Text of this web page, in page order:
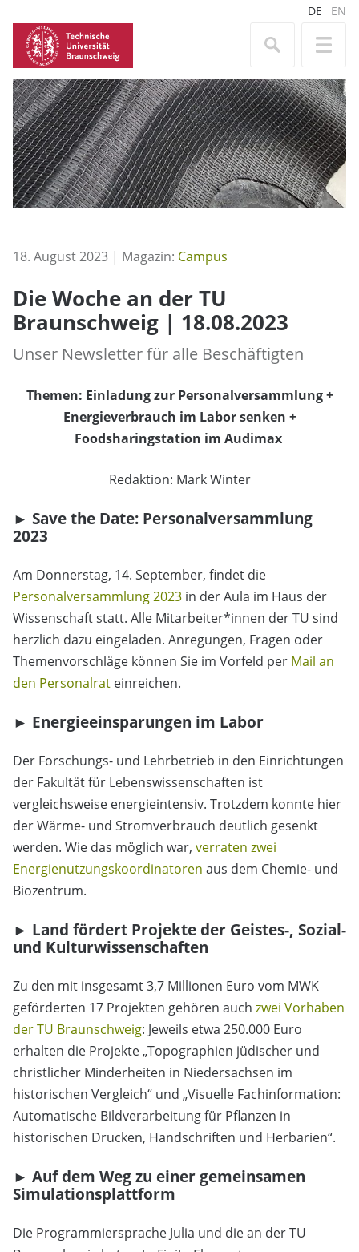
DE EN
18. August 2023 | Magazin: Campus
Die Woche an der TU
Braunschweig | 18.08.2023
Unser Newsletter für alle Beschäftigten
Themen: Einladung zur Personalversammlung +
Energieverbrauch im Labor senken +
Foodsharingstation im Audimax
Redaktion: Mark Winter
► Save the Date: Personalversammlung
2023
Am Donnerstag, 14. September, findet die
Personalversammlung 2023 in der Aula im Haus der
Wissenschaft statt. Alle Mitarbeiter*innen der TU sind
herzlich dazu eingeladen. Anregungen, Fragen oder
Themenvorschläge können Sie im Vorfeld per Mail an
den Personalrat einreichen.
► Energieeinsparungen im Labor
Der Forschungs- und Lehrbetrieb in den Einrichtungen
der Fakultät für Lebenswissenschaften ist
vergleichsweise energieintensiv. Trotzdem konnte hier
der Wärme- und Stromverbrauch deutlich gesenkt
werden. Wie das möglich war, verraten zwei
Energienutzungskoordinatoren aus dem Chemie- und
Biozentrum.
► Land fördert Projekte der Geistes-, Sozial-
und Kulturwissenschaften
Zu den mit insgesamt 3,7 Millionen Euro vom MWK
geförderten 17 Projekten gehören auch zwei Vorhaben
der TU Braunschweig: Jeweils etwa 250.000 Euro
erhalten die Projekte „Topographien jüdischer und
christlicher Minderheiten in Niedersachsen im
historischen Vergleich“ und „Visuelle Fachinformation:
Automatische Bildverarbeitung für Pflanzen in
historischen Drucken, Handschriften und Herbarien“.
► Auf dem Weg zu einer gemeinsamen
Simulationsplattform
Die Programmiersprache Julia und die an der TU